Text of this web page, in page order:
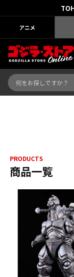
アニメ
PRODUCTS
商品一覧